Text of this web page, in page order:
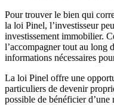
Pour trouver le bien qui
la loi Pinel, l’investisseur
investissement immobilier.
l’accompagner tout au long
informations nécessaires
La loi Pinel offre une
particuliers de devenir
possible de bénéficier